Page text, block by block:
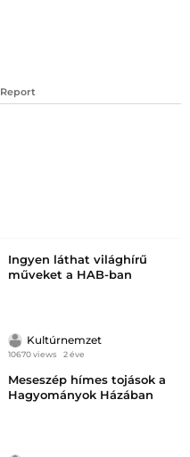
Report
Ingyen láthat világhírű
műveket a HAB-ban
Kultúrnemzet
10670 views 2 éve
Meseszép hímes tojások a
Hagyományok Házában